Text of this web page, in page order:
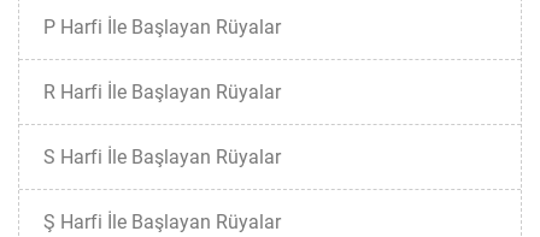
P Harfi İle Başlayan Rüyalar
R Harfi İle Başlayan Rüyalar
S Harfi İle Başlayan Rüyalar
Ş Harfi İle Başlayan Rüyalar